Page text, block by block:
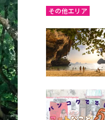
その他エリア